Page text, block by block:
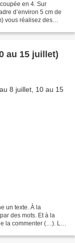
en 4. Sur
d’environ 5 cm de
vous réalisez des
au 15 juillet)
un texte. À la
des mots. Et à la
la commenter (…). La